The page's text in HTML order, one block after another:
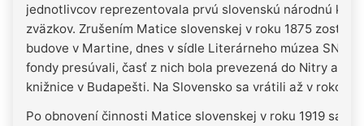
jednotlivcov reprezentovala prvú slovenskú národnú
zväzkov. Zrušením Matice slovenskej v roku 1875 zostali
budove v Martine, dnes v sídle Literárneho múzea SNK.
fondy presúvali, časť z nich bola prevezená do Nitry a
knižnice v Budapešti. Na Slovensko sa vrátili až v rokoch
Po obnovení činnosti Matice slovenskej v roku 1919 sa